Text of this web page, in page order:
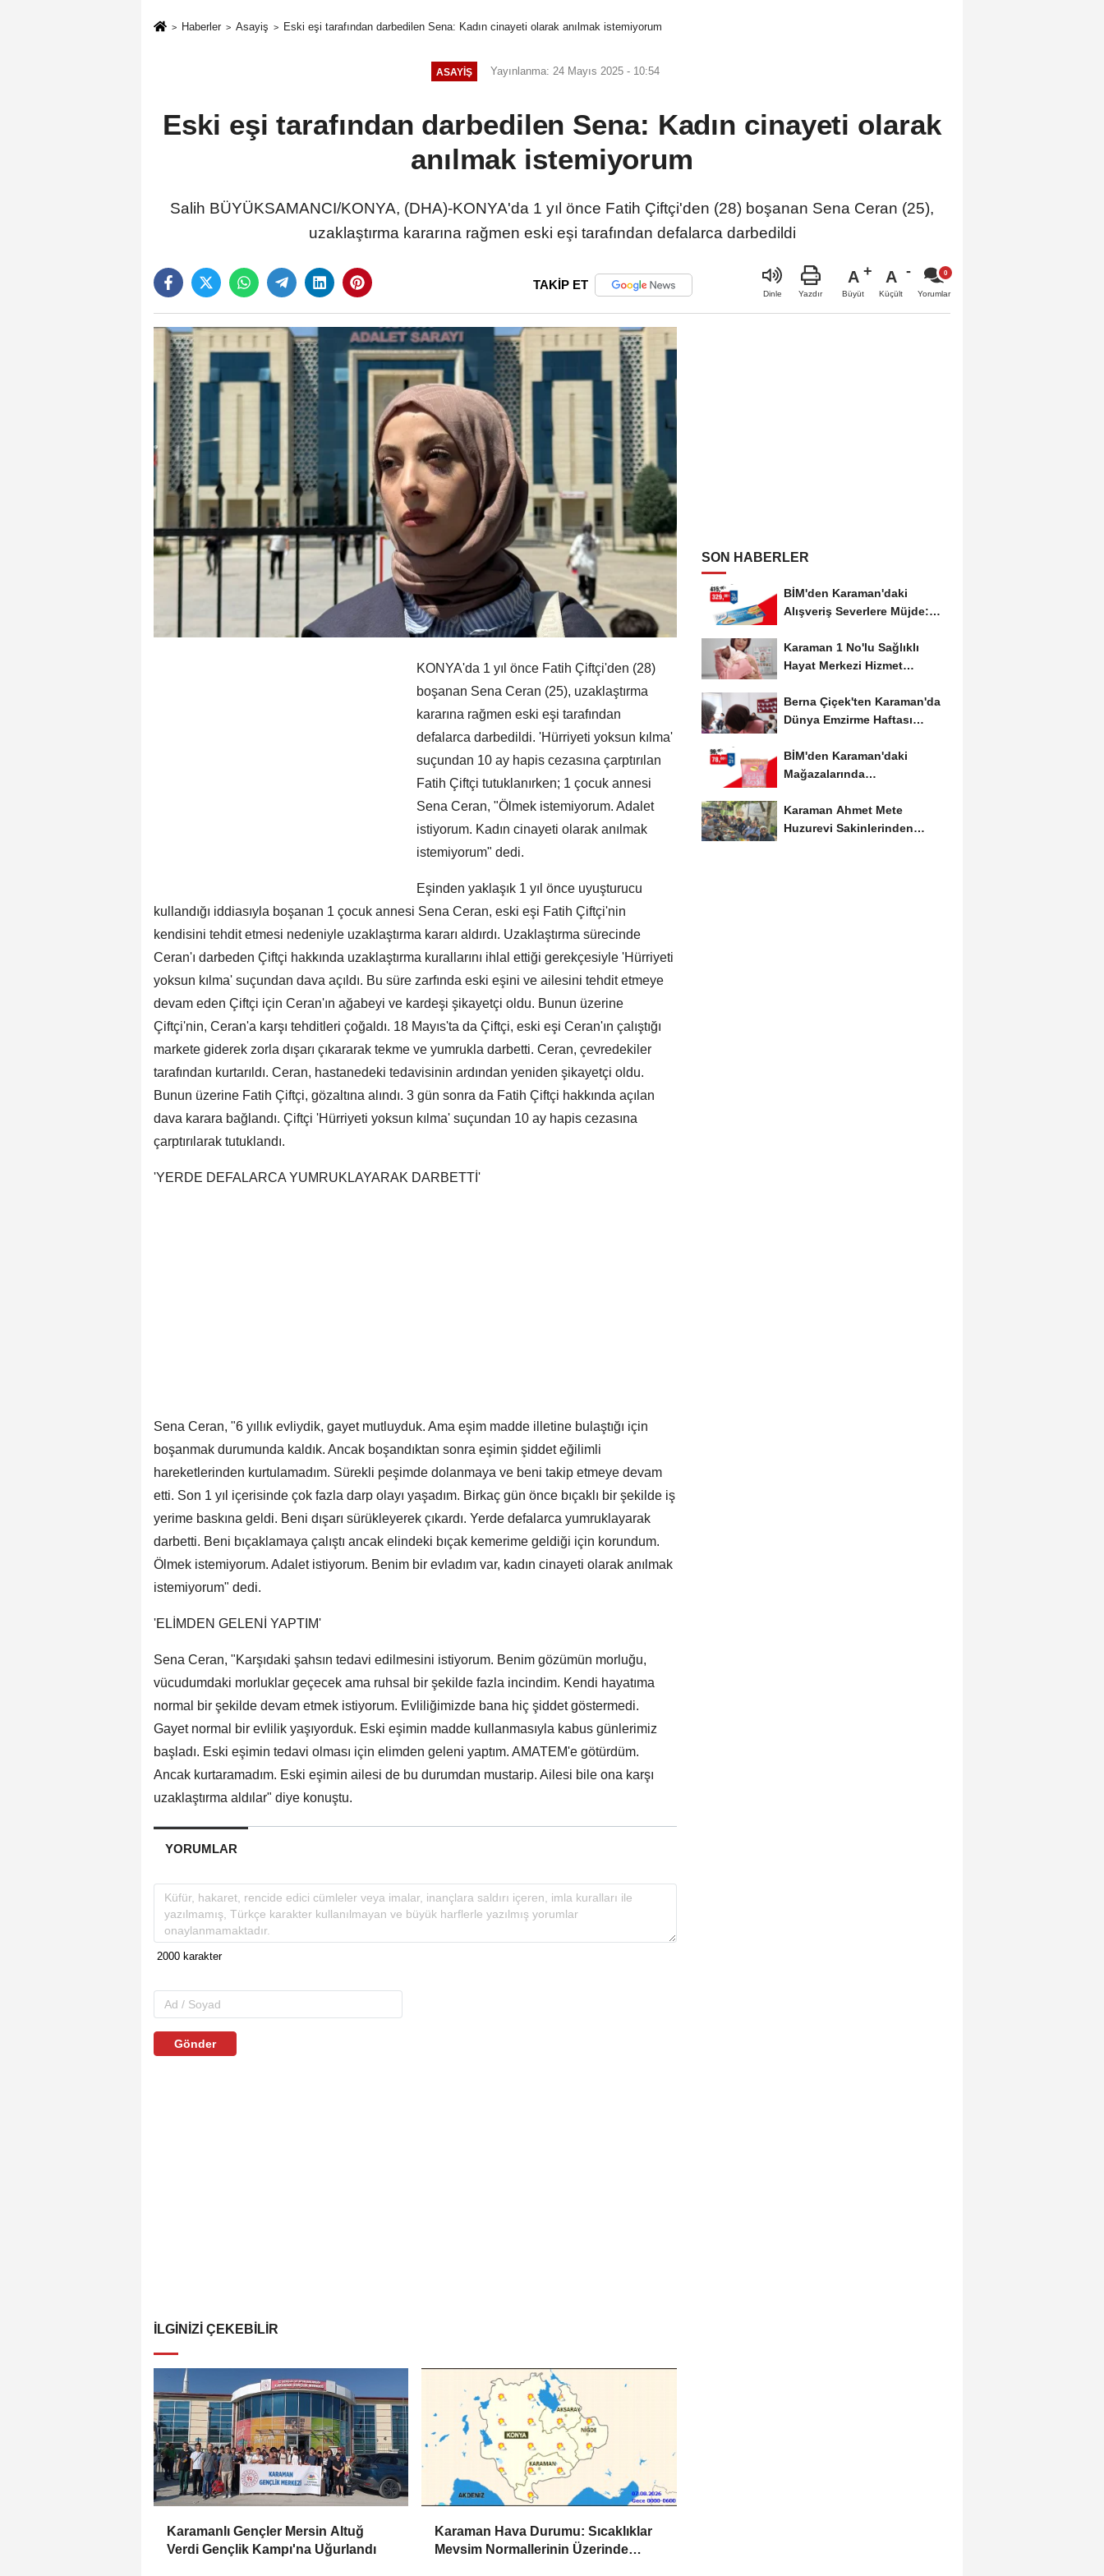
Haberler Asayiş Eski eşi tarafından darbedilen Sena: Kadın cinayeti olarak anılmak istemiyorum
ASAYIŞ Yayınlanma: 24 Mayıs 2025 - 10:54
Eski eşi tarafından darbedilen Sena: Kadın cinayeti olarak
anılmak istemiyorum
Salih BÜYÜKSAMANCI/KONYA, (DHA)-KONYA'da 1 yıl önce Fatih Çiftçi'den (28) boşanan Sena Ceran (25),
uzaklaştırma kararına rağmen eski eşi tarafından defalarca darbedildi
TAKİP ET
Dinle Yazdır
A
Büyüt
A
Küçült Yorumlar
KONYA'da 1 yıl önce Fatih Çiftçi'den (28)
boşanan Sena Ceran (25), uzaklaştırma
kararına rağmen eski eşi tarafından
defalarca darbedildi. 'Hürriyeti yoksun kılma'
suçundan 10 ay hapis cezasına çarptırılan
Fatih Çiftçi tutuklanırken; 1 çocuk annesi
Sena Ceran, "Ölmek istemiyorum. Adalet
istiyorum. Kadın cinayeti olarak anılmak
istemiyorum" dedi.
Eşinden yaklaşık 1 yıl önce uyuşturucu
kullandığı iddiasıyla boşanan 1 çocuk annesi Sena Ceran, eski eşi Fatih Çiftçi'nin
kendisini tehdit etmesi nedeniyle uzaklaştırma kararı aldırdı. Uzaklaştırma sürecinde
Ceran'ı darbeden Çiftçi hakkında uzaklaştırma kurallarını ihlal ettiği gerekçesiyle 'Hürriyeti
yoksun kılma' suçundan dava açıldı. Bu süre zarfında eski eşini ve ailesini tehdit etmeye
devam eden Çiftçi için Ceran'ın ağabeyi ve kardeşi şikayetçi oldu. Bunun üzerine
Çiftçi'nin, Ceran'a karşı tehditleri çoğaldı. 18 Mayıs'ta da Çiftçi, eski eşi Ceran'ın çalıştığı
markete giderek zorla dışarı çıkararak tekme ve yumrukla darbetti. Ceran, çevredekiler
tarafından kurtarıldı. Ceran, hastanedeki tedavisinin ardından yeniden şikayetçi oldu.
Bunun üzerine Fatih Çiftçi, gözaltına alındı. 3 gün sonra da Fatih Çiftçi hakkında açılan
dava karara bağlandı. Çiftçi 'Hürriyeti yoksun kılma' suçundan 10 ay hapis cezasına
çarptırılarak tutuklandı.
'YERDE DEFALARCA YUMRUKLAYARAK DARBETTİ'
Sena Ceran, "6 yıllık evliydik, gayet mutluyduk. Ama eşim madde illetine bulaştığı için
boşanmak durumunda kaldık. Ancak boşandıktan sonra eşimin şiddet eğilimli
hareketlerinden kurtulamadım. Sürekli peşimde dolanmaya ve beni takip etmeye devam
etti. Son 1 yıl içerisinde çok fazla darp olayı yaşadım. Birkaç gün önce bıçaklı bir şekilde iş
yerime baskına geldi. Beni dışarı sürükleyerek çıkardı. Yerde defalarca yumruklayarak
darbetti. Beni bıçaklamaya çalıştı ancak elindeki bıçak kemerime geldiği için korundum.
Ölmek istemiyorum. Adalet istiyorum. Benim bir evladım var, kadın cinayeti olarak anılmak
istemiyorum" dedi.
'ELİMDEN GELENİ YAPTIM'
Sena Ceran, "Karşıdaki şahsın tedavi edilmesini istiyorum. Benim gözümün morluğu,
vücudumdaki morluklar geçecek ama ruhsal bir şekilde fazla incindim. Kendi hayatıma
normal bir şekilde devam etmek istiyorum. Evliliğimizde bana hiç şiddet göstermedi.
Gayet normal bir evlilik yaşıyorduk. Eski eşimin madde kullanmasıyla kabus günlerimiz
başladı. Eski eşimin tedavi olması için elimden geleni yaptım. AMATEM'e götürdüm.
Ancak kurtaramadım. Eski eşimin ailesi de bu durumdan mustarip. Ailesi bile ona karşı
uzaklaştırma aldılar" diye konuştu.
YORUMLAR
Gönder
İLGINIZI ÇEKEBILIR
Karamanlı Gençler Mersin Altuğ
Verdi Gençlik Kampı'na Uğurlandı
Karaman Hava Durumu: Sıcaklıklar
Mevsim Normallerinin Üzerinde
SON HABERLER
BİM'den Karaman'daki
Alışveriş Severlere Müjde:
Karaman 1 No'lu Sağlıklı
Hayat Merkezi Hizmet
Berna Çiçek'ten Karaman'da
Dünya Emzirme Haftası
BİM'den Karaman'daki
Mağazalarında
Karaman Ahmet Mete
Huzurevi Sakinlerinden